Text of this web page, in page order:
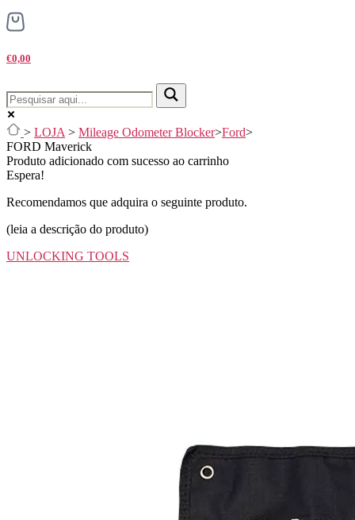
€0,00
> LOJA > Mileage Odometer Blocker>Ford>
FORD Maverick
Produto adicionado com sucesso ao carrinho
Espera!
Recomendamos que adquira o seguinte produto.
(leia a descrição do produto)
UNLOCKING TOOLS